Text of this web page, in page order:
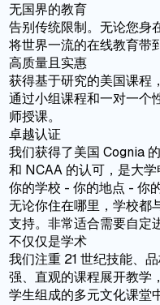
无国界的教育
告别传统限制。无论您
将世界一流的在线教育带
高质量且实惠
获得基于研究的美国课程
通过小组课程和一对一个
师授课。
卓越认证
我们获得了美国 Cognia
和 NCAA 的认可，是大学
你的学校 - 你的地点 - 你
无论你住在哪里，学校都
支持。非常适合需要自定
不仅仅是学术
我们注重 21 世纪技能、
强、直观的课程展开教学
学生组成的多元文化课堂